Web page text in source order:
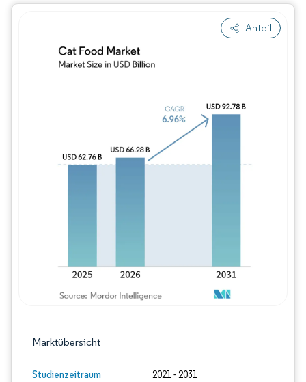
Anteil
Marktübersicht
Studienzeitraum 2021 - 2031